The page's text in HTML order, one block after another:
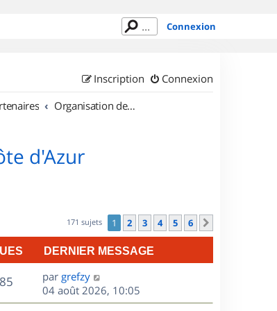
Connexion
Connexion
Inscription
Organisation de sorties en région Provence Alpes Côte d'Azur
d'Azur
171 sujets 1 2 3 4 5 6
DERNIER MESSAGE
85V
u
D
e
r
par grefzy
04 août 2026, 10:05